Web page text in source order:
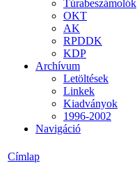
Túrabeszámolók
OKT
AK
RPDDK
KDP
Archívum
Letöltések
Linkek
Kiadványok
1996-2002
Navigáció
Címlap